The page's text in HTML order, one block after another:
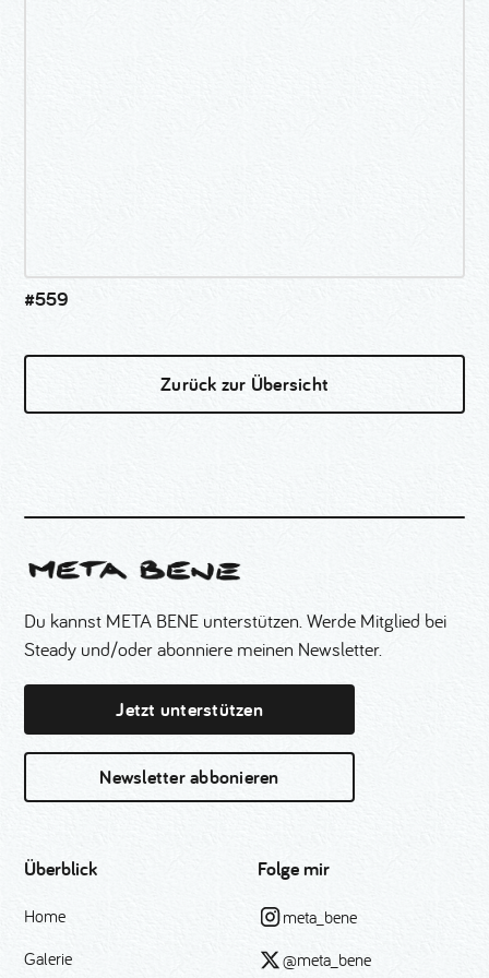
#559
Zurück zur Übersicht
Du kannst META BENE unterstützen. Werde Mitglied bei
Steady und/oder abonniere meinen Newsletter.
Jetzt unterstützen
Newsletter abbonieren
Überblick
Home
Galerie
Folge mir
meta_bene
@meta_bene